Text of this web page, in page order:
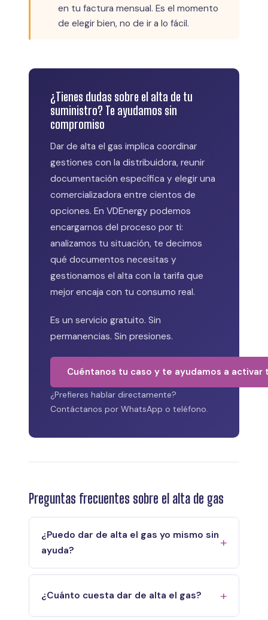
en tu factura mensual. Es el momento
de elegir bien, no de ir a lo fácil.
¿Tienes dudas sobre el alta de tu
suministro? Te ayudamos sin
compromiso
Dar de alta el gas implica coordinar
gestiones con la distribuidora, reunir
documentación específica y elegir una
comercializadora entre cientos de
opciones. En VDEnergy podemos
encargarnos del proceso por ti:
analizamos tu situación, te decimos
qué documentos necesitas y
gestionamos el alta con la tarifa que
mejor encaja con tu consumo real.
Es un servicio gratuito. Sin
permanencias. Sin presiones.
Cuéntanos tu caso y te ayudamos a
¿Prefieres hablar directamente?
Contáctanos por WhatsApp o teléfono.
Preguntas frecuentes sobre el alta de gas
¿Puedo dar de alta el gas yo mismo sin
ayuda?
¿Cuánto cuesta dar de alta el gas?